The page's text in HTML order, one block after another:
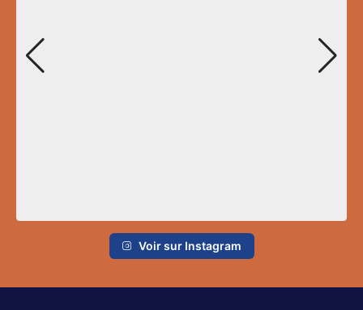
Voir sur Instagram